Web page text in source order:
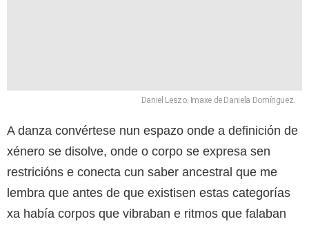
Daniel Leszo. Imaxe de Daniela Domínguez.
A danza convértese nun espazo onde a definición de
xénero se disolve, onde o corpo se expresa sen
restricións e conecta cun saber ancestral que me
lembra que antes de que existisen estas categorías
xa había corpos que vibraban e ritmos que falaban